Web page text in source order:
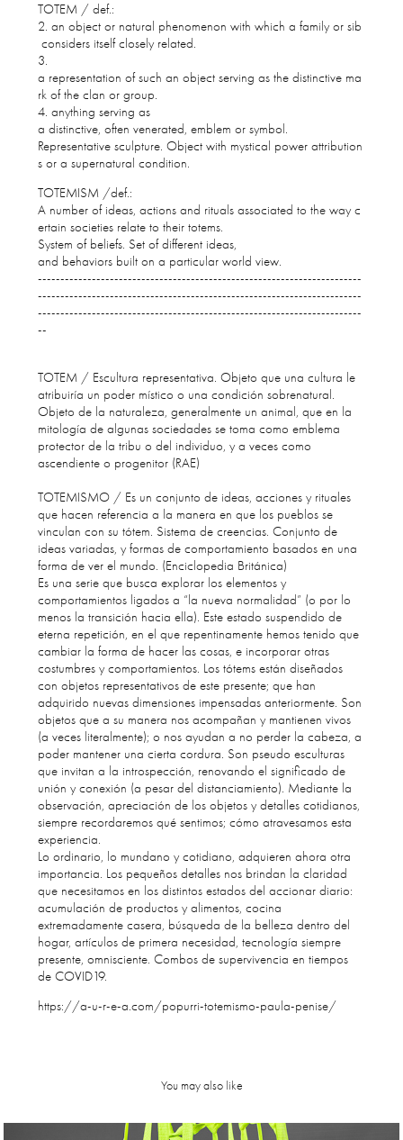
TOTEM /def.:
2. an object or natural phenomenon with which a family or sib
considers itself closely related.
3.
a representation of such an object serving as the distinctive ma
rk of the clan or group.
4. anything serving as
a distinctive, often venerated, emblem or symbol.
Representative sculpture. Object with mystical power attribution
s or a supernatural condition.
TOTEMISM /def.:
A number of ideas, actions and rituals associated to the way c
ertain societies relate to their totems.
System of beliefs. Set of different ideas,
and behaviors built on a particular world view.
------------------------------------------------------------------------
------------------------------------------------------------------------
------------------------------------------------------------------------
--
TOTEM / Escultura representativa. Objeto que una cultura le
atribuiría un poder místico o una condición sobrenatural.
Objeto de la naturaleza, generalmente un animal, que en la
mitología de algunas sociedades se toma como emblema
protector de la tribu o del individuo, y a veces como
ascendiente o progenitor (RAE)
TOTEMISMO / Es un conjunto de ideas, acciones y rituales
que hacen referencia a la manera en que los pueblos se
vinculan con su tótem. Sistema de creencias. Conjunto de
ideas variadas, y formas de comportamiento basados en una
forma de ver el mundo. (Enciclopedia Británica)
Es una serie que busca explorar los elementos y
comportamientos ligados a “la nueva normalidad” (o por lo
menos la transición hacia ella). Este estado suspendido de
eterna repetición, en el que repentinamente hemos tenido que
cambiar la forma de hacer las cosas, e incorporar otras
costumbres y comportamientos. Los tótems están diseñados
con objetos representativos de este presente; que han
adquirido nuevas dimensiones impensadas anteriormente. Son
objetos que a su manera nos acompañan y mantienen vivos
(a veces literalmente); o nos ayudan a no perder la cabeza, a
poder mantener una cierta cordura. Son pseudo esculturas
que invitan a la introspección, renovando el significado de
unión y conexión (a pesar del distanciamiento). Mediante la
observación, apreciación de los objetos y detalles cotidianos,
siempre recordaremos qué sentimos; cómo atravesamos esta
experiencia.
Lo ordinario, lo mundano y cotidiano, adquieren ahora otra
importancia. Los pequeños detalles nos brindan la claridad
que necesitamos en los distintos estados del accionar diario:
acumulación de productos y alimentos, cocina
extremadamente casera, búsqueda de la belleza dentro del
hogar, artículos de primera necesidad, tecnología siempre
presente, omnisciente. Combos de supervivencia en tiempos
de COVID19.
https://a-u-r-e-a.com/popurri-totemismo-paula-penise/
You may also like